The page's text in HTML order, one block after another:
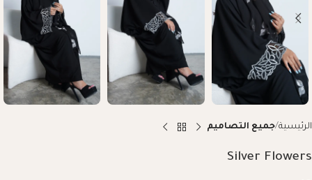
الرئيسية جميع التصاميم
Silver Flowers